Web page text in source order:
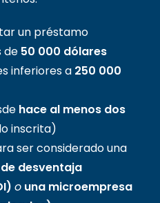
un préstamo
de 50 000 dólares
inferiores a 250 000
hace al menos dos
inscrita)
ser considerado una
desventaja
o una microempresa